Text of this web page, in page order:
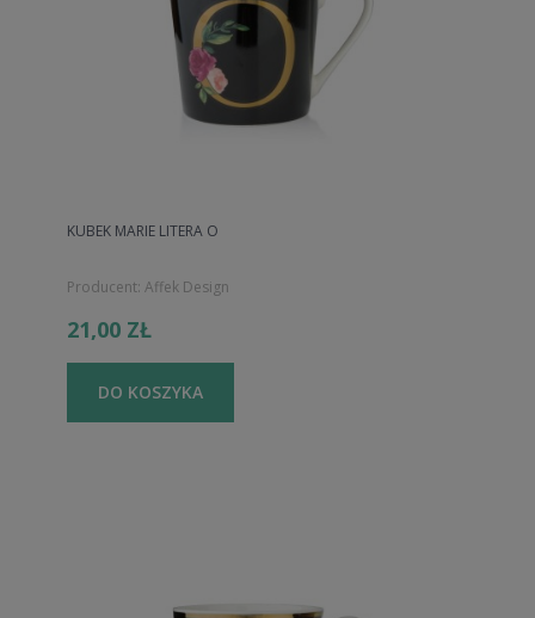
KUBEK MARIE LITERA O
Producent: Affek Design
21,00 ZŁ
DO KOSZYKA